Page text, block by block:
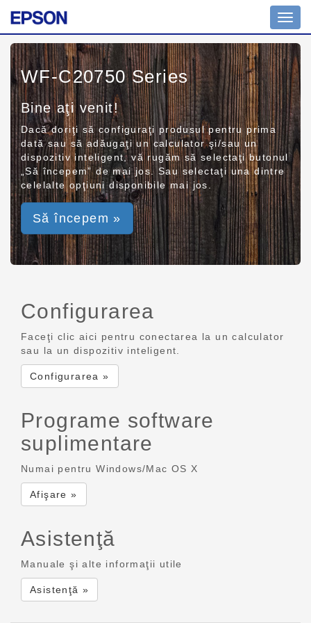
WF-C20750 Series
Bine aţi venit!
Dacă doriţi să configuraţi produsul pentru prima
dată sau să adăugaţi un calculator şi/sau un
dispozitiv inteligent, vă rugăm să selectaţi butonul
„Să începem” de mai jos. Sau selectaţi una dintre
celelalte opţiuni disponibile mai jos.
Să începem »
Configurarea
Faceţi clic aici pentru conectarea la un calculator
sau la un dispozitiv inteligent.
Configurarea »
Programe software
suplimentare
Numai pentru Windows/Mac OS X
Afişare »
Asistenţă
Manuale şi alte informaţii utile
Asistenţă »